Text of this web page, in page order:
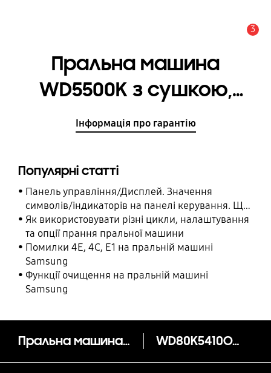
3
Пральна машина
WD5500K з сушкою,
8кг/6кг
Інформація про гарантію
Популярні статті
Панель управління/Дисплей. Значення
символів/індикаторів на панелі керування. Що
означає символ/індикатор на панелі
керування.
Як використовувати різні цикли, налаштування
та опції прання пральної машини
Помилки 4E, 4C, E1 на пральній машині
Samsung
Функції очищення на пральній машині
Samsung
Пральна машина WD5500K з сушкою, 8кг/6кг WD80K5410OW